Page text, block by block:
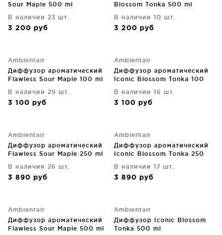
Sour Maple 500 ml
В наличии 23 шт.
3 200 руб
Blossom Tonka 500 ml
В наличии 10 шт.
3 200 руб
Ambientair
Диффузор ароматический
Flawless Sour Maple 100 ml
В наличии 29 шт.
3 100 руб
Ambientair
Диффузор ароматический
Iconic Blossom Tonka 100
В наличии 16 шт.
3 100 руб
Ambientair
Диффузор ароматический
Flawless Sour Maple 250 ml
В наличии 26 шт.
3 890 руб
Ambientair
Диффузор ароматический
Iconic Blossom Tonka 250
В наличии 17 шт.
3 890 руб
Ambientair
Диффузор ароматический
Flawless Sour Maple 500 ml
Ambientair
Диффузор Iconic Blossom
Tonka 500 ml